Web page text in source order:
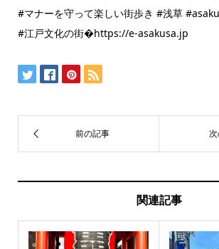
#マナーを守って楽しい街歩き #浅草
#江戸文化の街�https://e-asakusa.jp
関連記事